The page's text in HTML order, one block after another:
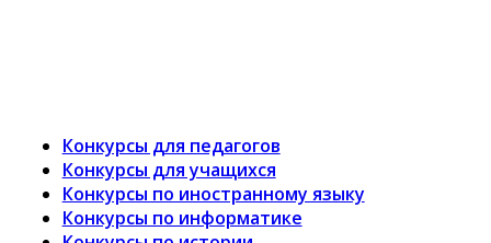
Конкурсы для педагогов
Конкурсы для учащихся
Конкурсы по иностранному языку
Конкурсы по информатике